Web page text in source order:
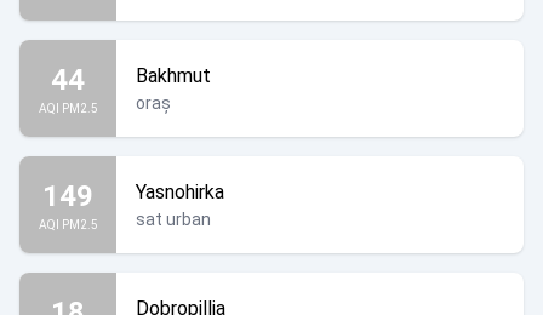
44
AQI PM2.5
Bakhmut
oraș
149
AQI PM2.5
Yasnohirka
sat urban
Dobropillia